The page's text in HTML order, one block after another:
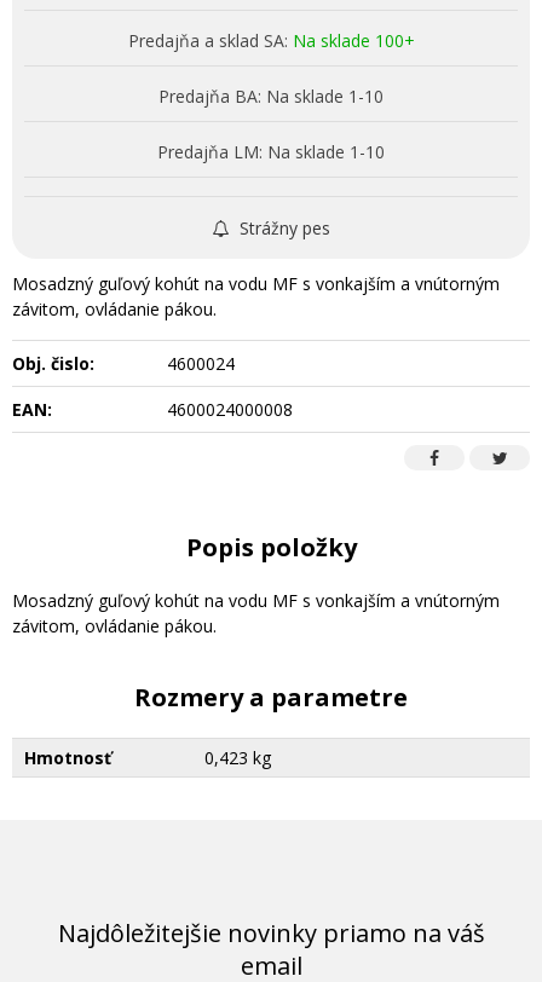
Predajňa a sklad SA: Na sklade 100+
Predajňa BA: Na sklade 1-10
Predajňa LM: Na sklade 1-10
Strážny pes
Mosadzný guľový kohút na vodu MF s vonkajším a vnútorným
závitom, ovládanie pákou.
Obj. čislo:
4600024
EAN:
4600024000008
Popis položky
Mosadzný guľový kohút na vodu MF s vonkajším a vnútorným
závitom, ovládanie pákou.
Rozmery a parametre
Hmotnosť 0,423 kg
Najdôležitejšie novinky priamo na váš
email